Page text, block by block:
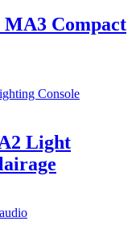
Compact
Light